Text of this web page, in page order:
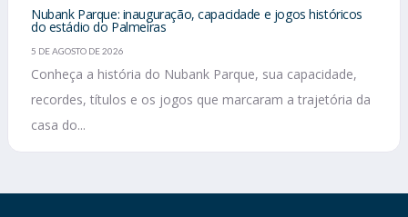
Nubank Parque: inauguração, capacidade e jogos históricos
do estádio do Palmeiras
5 DE AGOSTO DE 2026
Conheça a história do Nubank Parque, sua capacidade,
recordes, títulos e os jogos que marcaram a trajetória da
casa do...